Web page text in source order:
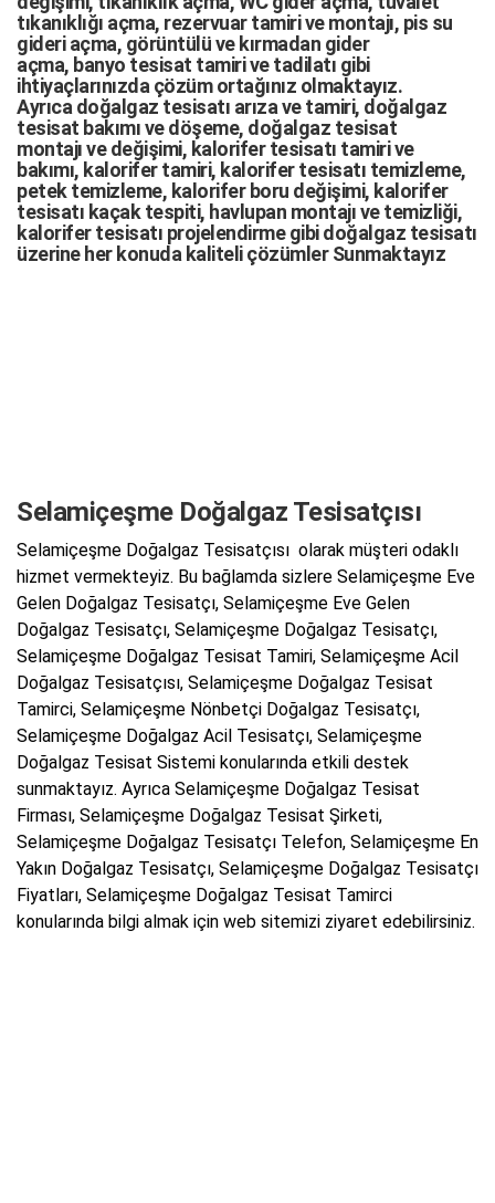
tıkanıklığı açma, rezervuar tamirive montajı, pis su
gideri açma, görüntülü ve kırmadan gider
açma, banyo tesisat tamirivetadilatı gibi
ihtiyaçlarınızda çözüm ortağınız olmaktayız.
Ayrıca doğalgaz tesisatı arızave tamiri, doğalgaz
tesisat bakımıve döşeme, doğalgaz tesisat
montajıve değişimi, kalorifer tesisatı tamiri ve
bakımı, kalorifer tamiri, kalorifer tesisatı temizleme,
petek temizleme, kalorifer boru değişimi, kalorifer
tesisatı kaçak tespiti, havlupan montajı ve temizliği,
kalorifer tesisatı projelendirme gibi d oğalgaz tesisatı
üzerine her konuda kaliteli çözümler Sunmaktayız
Selamiçeşme Doğalgaz Tesisatçısı
Selamiçeşme Doğalgaz Tesisatçısı olarak müşteri odaklı
hizmet vermekteyiz. Bu bağlamda sizlere Selamiçeşme Eve
Gelen Doğalgaz Tesisatçı, Selamiçeşme Eve Gelen
Doğalgaz Tesisatçı, Selamiçeşme Doğalgaz Tesisatçı,
Selamiçeşme Doğalgaz Tesisat Tamiri, Selamiçeşme Acil
Doğalgaz Tesisatçısı, Selamiçeşme Doğalgaz Tesisat
Tamirci, Selamiçeşme Nönbetçi Doğalgaz Tesisatçı,
Selamiçeşme Doğalgaz Acil Tesisatçı, Selamiçeşme
Doğalgaz Tesisat Sistemi konularında etkili destek
sunmaktayız. Ayrıca Selamiçeşme Doğalgaz Tesisat
Firması, Selamiçeşme Doğalgaz Tesisat Şirketi,
Selamiçeşme Doğalgaz Tesisatçı Telefon, Selamiçeşme En
Yakın Doğalgaz Tesisatçı, Selamiçeşme Doğalgaz Tesisatçı
Fiyatları, Selamiçeşme Doğalgaz Tesisat Tamirci
konularında bilgi almak için web sitemizi ziyaret edebilirsiniz.